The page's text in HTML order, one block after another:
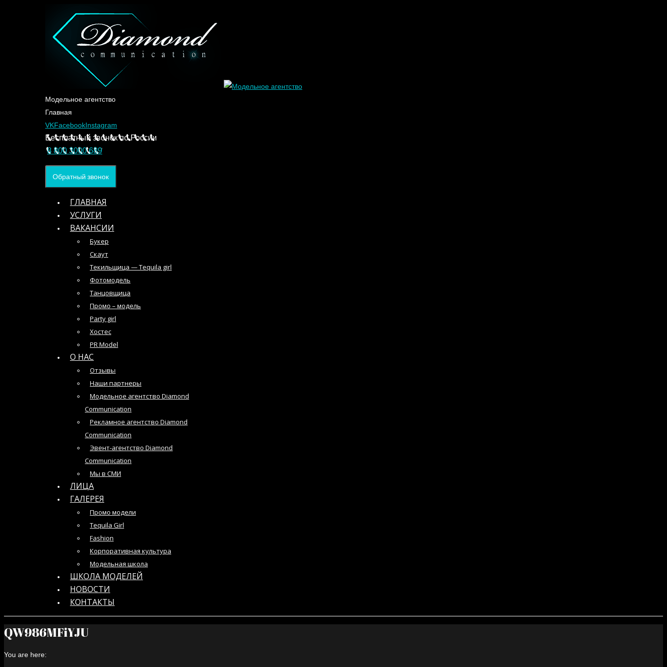
Модельное агентство
Главная
VKFacebookInstagram
Бесплатный звонок по России
8 800 3000 689
Обратный звонок
ГЛАВНАЯ
УСЛУГИ
ВАКАНСИИ
Букер
Скаут
Текильщица — Tequila girl
Фотомодель
Танцовщица
Промо – модель
Party girl
Хостес
PR Model
О НАС
Отзывы
Наши партнеры
Модельное агентство Diamond
Communication
Рекламное агентство Diamond
Communication
Эвент-агентство Diamond
Communication
Мы в СМИ
ЛИЦА
ГАЛЕРЕЯ
Промо модели
Tequila Girl
Fashion
Корпоративная культура
Модельная школа
ШКОЛА МОДЕЛЕЙ
НОВОСТИ
КОНТАКТЫ
QW986MFiYJU
You are here: